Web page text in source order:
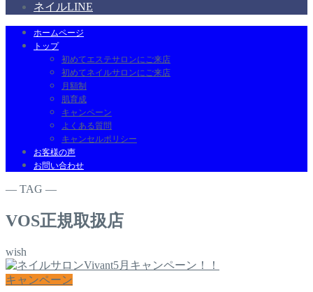
ネイルLINE
ホームページ
トップ
初めてエステサロンにご来店
初めてネイルサロンにご来店
月額制
肌育成
キャンペーン
よくある質問
キャンセルポリシー
お客様の声
お問い合わせ
― TAG ―
VOS正規取扱店
wish
キャンペーン